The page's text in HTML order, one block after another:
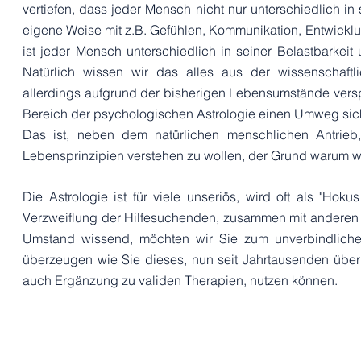
vertiefen, dass jeder Mensch nicht nur unterschiedlich
eigene Weise mit z.B. Gefühlen, Kommunikation,
ist jeder Mensch unterschiedlich in seiner
Natürlich wissen wir das alles aus der
allerdings aufgrund der bisherigen Lebensumstände
Bereich der psychologischen Astrologie einen Umweg
Das ist, neben dem natürlichen menschlichen
Lebensprinzipien verstehen zu wollen, der Grund warum
Die Astrologie ist für viele unseriös, wird oft als
Verzweiflung der Hilfesuchenden, zusammen mit
Umstand wissend, möchten wir Sie zum
überzeugen wie Sie dieses, nun seit Jahrtausenden
auch Ergänzung zu validen Therapien, nutzen können.